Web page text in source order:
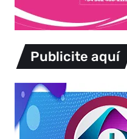
Publicite aquí